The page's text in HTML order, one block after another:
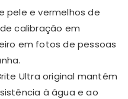
pele e vermelhos de
calibração em
em fotos de pessoas
Ultra original mantém
à água e ao